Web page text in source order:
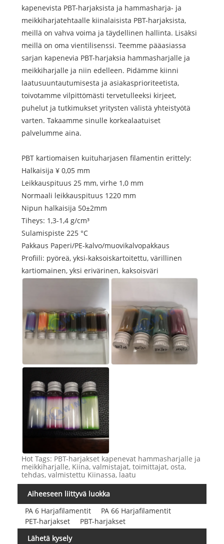
kapenevista PBT-harjaksista ja hammasharja- ja
meikkiharjatehtaalle kiinalaisista PBT-harjaksista,
meillä on vahva voima ja täydellinen hallinta. Lisäksi
meillä on oma vientilisenssi. Teemme pääasiassa
sarjan kapenevia PBT-harjaksia hammasharjalle ja
meikkiharjalle ja niin edelleen. Pidämme kiinni
laatusuuntautumisesta ja asiakasprioriteetista,
toivotamme vilpittömästi tervetulleeksi kirjeet,
puhelut ja tutkimukset yritysten välistä yhteistyötä
varten. Takaamme sinulle korkealaatuiset
palvelumme aina.
PBT kartiomaisen kuituharjasen filamentin erittely:
Halkaisija ¥ 0,05 mm
Leikkauspituus 25 mm, virhe 1,0 mm
Normaali leikkauspituus 1220 mm
Nipun halkaisija 50±2mm
Tiheys: 1,3-1,4 g/cm³
Sulamispiste 225 °C
Pakkaus Paperi/PE-kalvo/muovikalvopakkaus
Profiili: pyöreä, yksi-kaksoiskartoitettu, värillinen
kartiomainen, yksi erivärinen, kaksoisväri
Hot Tags: PBT-harjakset kapenevat hammasharjalle ja
meikkiharjalle, Kiina, valmistajat, toimittajat, osta,
tehdas, valmistettu Kiinassa, laatu
Aiheeseen liittyvä luokka
PA 6 Harjafilamentit
PA 66 Harjafilamentit
PET-harjakset
PBT-harjakset
Lähetä kysely